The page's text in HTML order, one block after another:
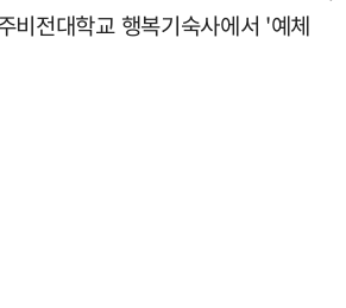
비전대학교 행복기숙사에서 '예체